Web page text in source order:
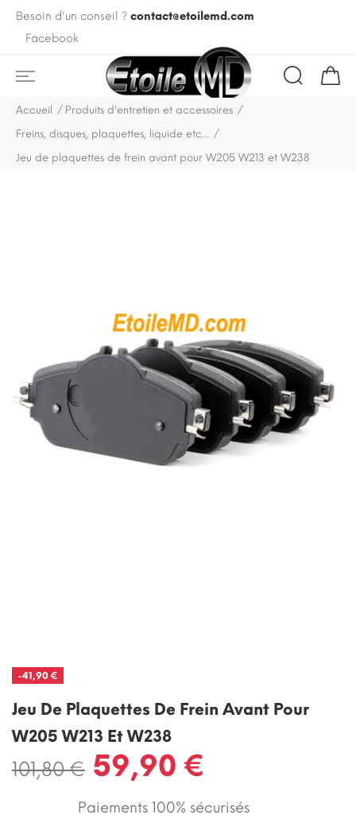
Besoin d'un conseil ? contact@etoilemd.com
Facebook
Accueil
Produits d'entretien et accessoires
Freins, disques, plaquettes, liquide etc...
Jeu de plaquettes de frein avant pour W205 W213 et W238
-41,90 €
Jeu De Plaquettes De Frein Avant Pour
W205 W213 Et W238
101,80 € 59,90 €
Paiements 100% sécurisés